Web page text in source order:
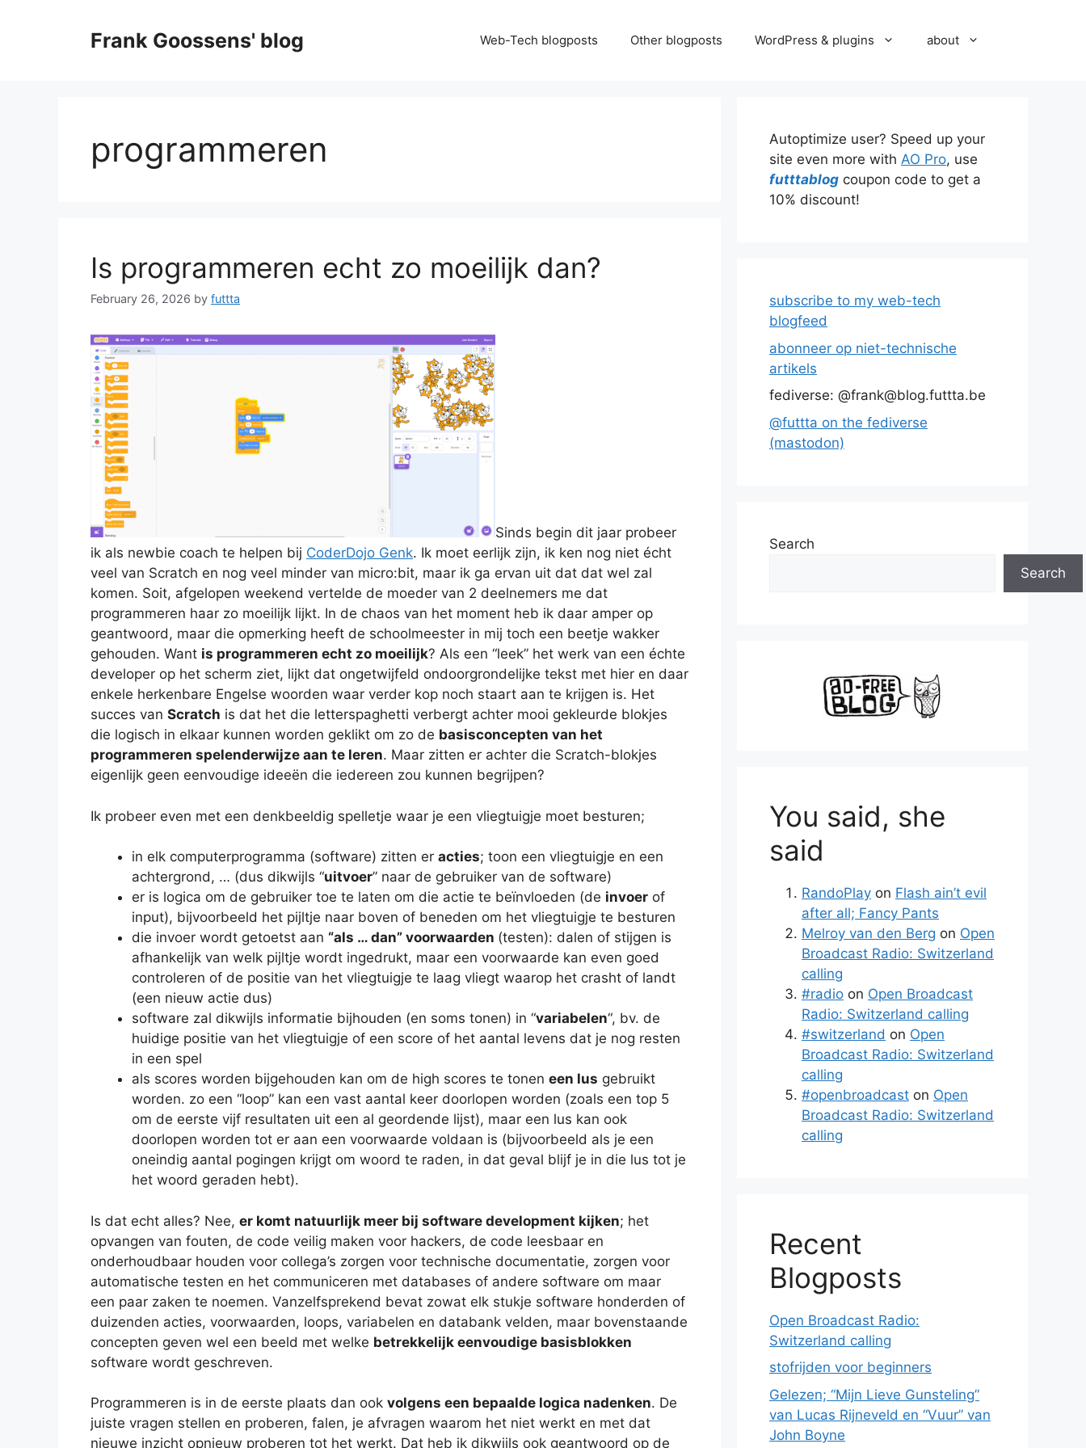
Frank Goossens' blog Web-Tech blogposts Other blogposts WordPress & plugins about
programmeren
Is programmeren echt zo moeilijk dan?
February 26, 2026 by futtta
Sinds begin dit jaar probeer
ik als newbie coach te helpen bij CoderDojo Genk. Ik moet eerlijk zijn, ik ken nog niet écht
veel van Scratch en nog veel minder van micro:bit, maar ik ga ervan uit dat dat wel zal
komen. Soit, afgelopen weekend vertelde de moeder van 2 deelnemers me dat
programmeren haar zo moeilijk lijkt. In de chaos van het moment heb ik daar amper op
geantwoord, maar die opmerking heeft de schoolmeester in mij toch een beetje wakker
gehouden. Want is programmeren echt zo moeilijk? Als een “leek” het werk van een échte
developer op het scherm ziet, lijkt dat ongetwijfeld ondoorgrondelijke tekst met hier en daar
enkele herkenbare Engelse woorden waar verder kop noch staart aan te krijgen is. Het
succes van Scratch is dat het die letterspaghetti verbergt achter mooi gekleurde blokjes
die logisch in elkaar kunnen worden geklikt om zo de basisconcepten van het
programmeren spelenderwijze aan te leren. Maar zitten er achter die Scratch-blokjes
eigenlijk geen eenvoudige ideeën die iedereen zou kunnen begrijpen?
Ik probeer even met een denkbeeldig spelletje waar je een vliegtuigje moet besturen;
in elk computerprogramma (software) zitten er acties; toon een vliegtuigje en een
achtergrond, … (dus dikwijls “uitvoer” naar de gebruiker van de software)
er is logica om de gebruiker toe te laten om die actie te beïnvloeden (de invoer of
input), bijvoorbeeld het pijltje naar boven of beneden om het vliegtuigje te besturen
die invoer wordt getoetst aan “als … dan” voorwaarden (testen): dalen of stijgen is
afhankelijk van welk pijltje wordt ingedrukt, maar een voorwaarde kan even goed
controleren of de positie van het vliegtuigje te laag vliegt waarop het crasht of landt
(een nieuw actie dus)
software zal dikwijls informatie bijhouden (en soms tonen) in “variabelen“, bv. de
huidige positie van het vliegtuigje of een score of het aantal levens dat je nog resten
in een spel
als scores worden bijgehouden kan om de high scores te tonen een lus gebruikt
worden. zo een “loop” kan een vast aantal keer doorlopen worden (zoals een top 5
om de eerste vijf resultaten uit een al geordende lijst), maar een lus kan ook
doorlopen worden tot er aan een voorwaarde voldaan is (bijvoorbeeld als je een
oneindig aantal pogingen krijgt om woord te raden, in dat geval blijf je in die lus tot je
het woord geraden hebt).
Is dat echt alles? Nee, er komt natuurlijk meer bij software development kijken; het
opvangen van fouten, de code veilig maken voor hackers, de code leesbaar en
onderhoudbaar houden voor collega’s zorgen voor technische documentatie, zorgen voor
automatische testen en het communiceren met databases of andere software om maar
een paar zaken te noemen. Vanzelfsprekend bevat zowat elk stukje software honderden of
duizenden acties, voorwaarden, loops, variabelen en databank velden, maar bovenstaande
concepten geven wel een beeld met welke betrekkelijk eenvoudige basisblokken
software wordt geschreven.
Programmeren is in de eerste plaats dan ook volgens een bepaalde logica nadenken. De
juiste vragen stellen en proberen, falen, je afvragen waarom het niet werkt en met dat
nieuwe inzicht opnieuw proberen tot het werkt. Dat heb ik dikwijls ook geantwoord op de
Autoptimize user? Speed up your
site even more with AO Pro, use
futttablog coupon code to get a
10% discount!
subscribe to my web-tech
blogfeed
abonneer op niet-technische
artikels
fediverse: @frank@blog.futtta.be
@futtta on the fediverse
(mastodon)
Search
Search
You said, she
said
RandoPlay on Flash ain’t evil
after all; Fancy Pants
Melroy van den Berg on Open
Broadcast Radio: Switzerland
calling
#radio on Open Broadcast
Radio: Switzerland calling
#switzerland on Open
Broadcast Radio: Switzerland
calling
#openbroadcast on Open
Broadcast Radio: Switzerland
calling
Recent
Blogposts
Open Broadcast Radio:
Switzerland calling
stofrijden voor beginners
Gelezen; “Mijn Lieve Gunsteling”
van Lucas Rijneveld en “Vuur” van
John Boyne